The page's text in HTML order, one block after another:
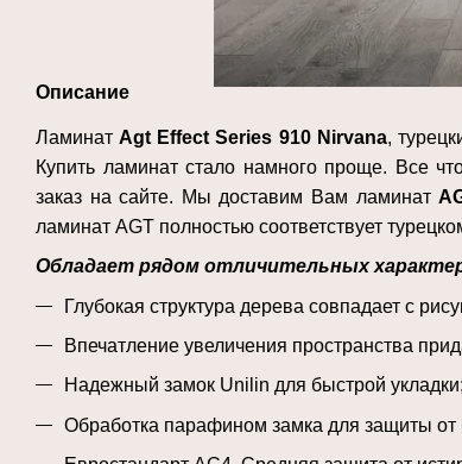
Описание
ЛаминатAgt Effect Series 910 Nirvana,
Купить ламинат стало намного проще. Все
заказ на сайте. Мы доставим Вам ламинатA
ламинат AGT полностью соответствует
Обладает рядом отличительных
Глубокая структура дерева совпадает с
Впечатление увеличения пространства
Надежный замок Unilin для быстрой укладки;
Обработка парафином замка для защиты от